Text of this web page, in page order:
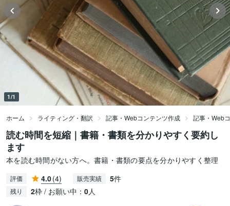
1/1
ホーム ライティング・翻訳 記事・Webコンテンツ作成 記事・Web
読む時間を短縮｜書籍・書類を分かりやすく要約し
ます
本を読む時間がない方へ。書籍・書類の要点を分かりやすく整理
評価 4.0(4) 販売実績 5件
残り 2枠 / お願い中： 0人